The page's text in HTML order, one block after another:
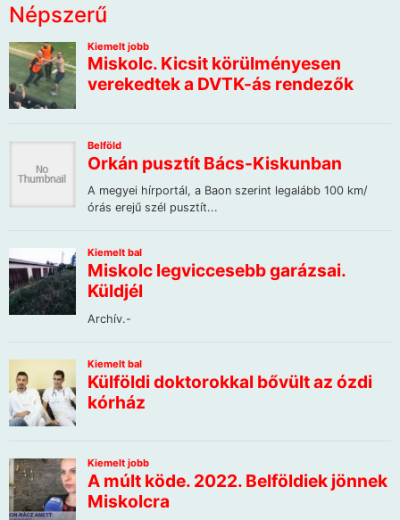
Népszerű